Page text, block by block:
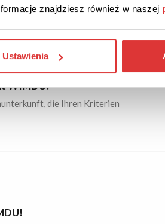
znajdziesz również w naszej
Ustawienia
WIMDU!
die Ihren Kriterien